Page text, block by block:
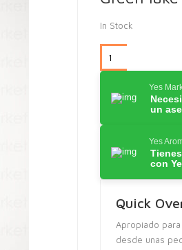
In Stock
Yes
un
Yes
con
Quick
Apropiado
desde unas